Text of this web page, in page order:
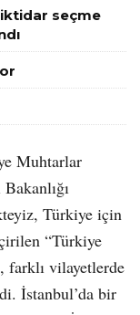
seçme
Muhtarlar
Türkiye için
“Türkiye
farklı vilayetlerde
İstanbul’da bir